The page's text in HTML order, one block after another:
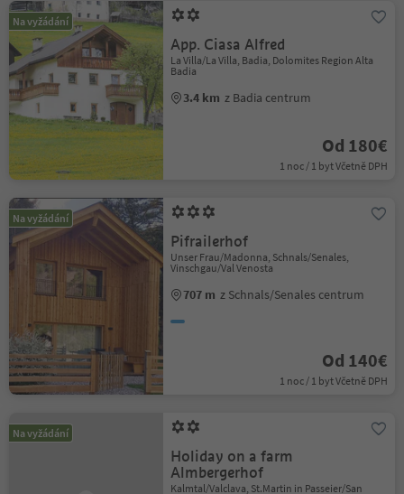
Na vyžádání
App. Ciasa Alfred
La Villa/La Villa, Badia, Dolomites Region Alta
Badia
3.4 km z Badia centrum
Od 180€
1 noc / 1 byt Včetně DPH
Na vyžádání
Pifrailerhof
Unser Frau/Madonna, Schnals/Senales,
Vinschgau/Val Venosta
707 m z Schnals/Senales centrum
Od 140€
1 noc / 1 byt Včetně DPH
Na vyžádání
Holiday on a farm
Almbergerhof
Kalmtal/Valclava, St.Martin in Passeier/San